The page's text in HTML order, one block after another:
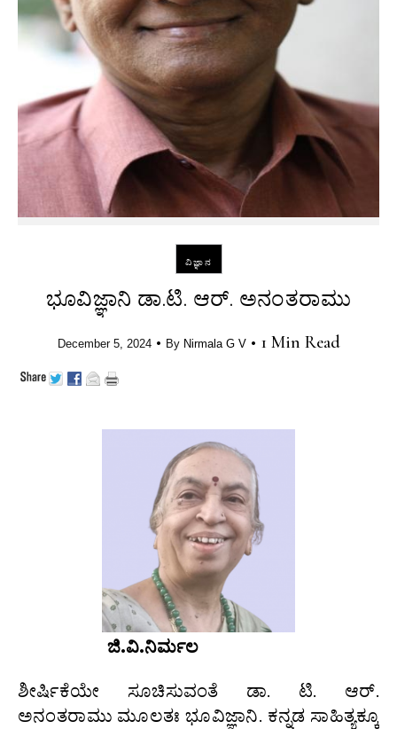
ವಿಜ್ಞಾನ
ಭೂವಿಜ್ಞಾನಿ ಡಾ.ಟಿ. ಆರ್. ಅನಂತರಾಮು
December 5, 2024 • By Nirmala G V • 1 Min Read
ಜಿ.ವಿ.ನಿರ್ಮಲ
ಶೀರ್ಷಿಕೆಯೇ ಸೂಚಿಸುವಂತೆ ಡಾ. ಟಿ. ಆರ್.
ಅನಂತರಾಮು ಮೂಲತಃ ಭೂವಿಜ್ಞಾನಿ. ಕನ್ನಡ ಸಾಹಿತ್ಯಕ್ಕೂ